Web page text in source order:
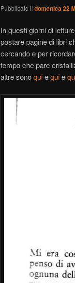
Pubblicato il domenica 22
In questi giorni di
postare pagine di libri
cercando e per
tempo che pare
altre sonoquiequie